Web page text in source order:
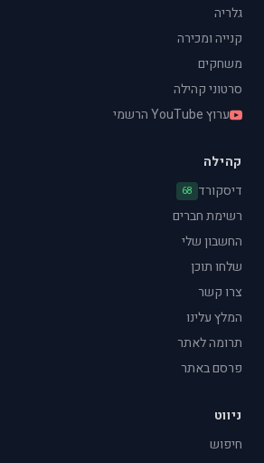
גלריה
קנייה ומכירה
משחקים
סרטוני קהילה
ערוץ YouTube הרשמי
קהילה
דיסקורד 68
רשימת חברים
החשבון שלי
שלחו תוכן
צרו קשר
המלץ עלינו
תרומה לאתר
פרסם באתר
ניווט
חיפוש